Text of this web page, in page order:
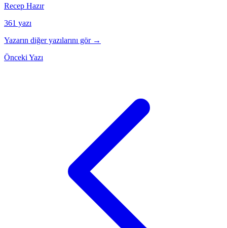
Recep Hazır
361 yazı
Yazarın diğer yazılarını gör →
Önceki Yazı